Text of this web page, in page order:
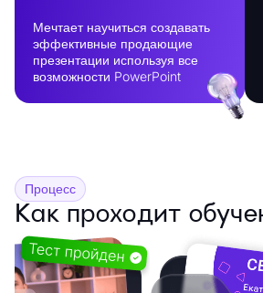
Мечтает научиться создавать
эффективные продающие
презентации используя все
возможности PowerPoint
Процесс
Как проходит